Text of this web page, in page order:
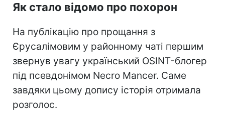
Як стало відомо про похорон
На публікацію про прощання з
Єрусалімовим у районному чаті першим
звернув увагу український OSINT-блогер
під псевдонімом Necro Mancer. Саме
завдяки цьому допису історія отримала
розголос.